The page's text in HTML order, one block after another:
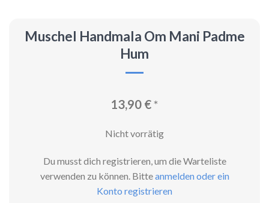
Muschel Handmala Om Mani Padme
Hum
13,90 €*
Nicht vorrätig
Du musst dich registrieren, um die Warteliste
verwenden zu können. Bitteanmelden oder ein
Konto registrieren